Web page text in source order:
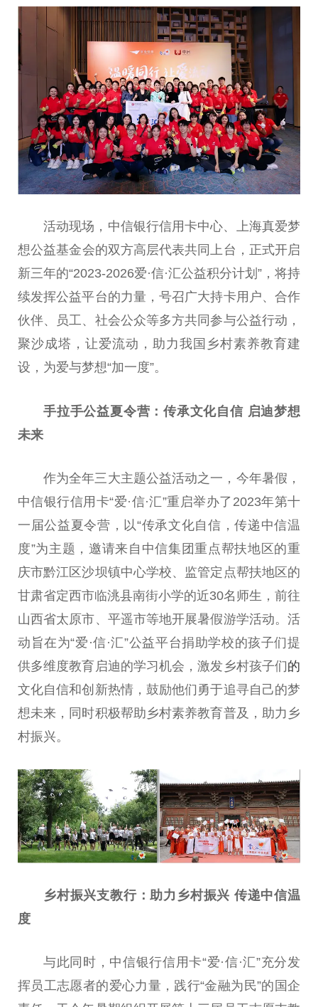
活动现场，中信银行信用卡中心、上海真爱梦
想公益基金会的双方高层代表共同上 台 ，正式开启
新三年的“2023-2026爱·信·汇公益积分计划”，将持
续发挥公益平台的力量，号召广大持卡用户、合作
伙伴、员工、社会公众等多方共同参与公益行动，
聚沙成塔，让爱流动，助力我国乡村素养教育建
设，为爱与梦想“加一度”。
手拉手公益夏令营：传承文化自信 启迪梦想
未来
作为全年三大主题公益活动之一，今年暑假，
中信银行信用卡“爱·信·汇”重启举办了2023年第十
一届公益夏令营，以“传承文化自信，传递中信温
度”为主题，邀请来自中信集团重点帮扶地区的重
庆市黔江区沙坝镇中心学校、监管定点帮扶地区的
甘肃省定西市临洮县南街小学的近30名师生，前往
山西省太原市、 平遥市等地开展暑假游学活动。活
动旨在为“爱·信·汇”公益平台捐助学校的孩子们提
供多维度教育启迪的学习机会，激发乡村孩子们的
文化自信和创新热情，鼓励他们勇于追寻自己的梦
想未来，同时积极帮助乡村素养教育普及，助力 乡
村振兴。
乡村振兴支教行：助力 乡村振兴 传递中信温
度
与此同时，中信银行信用卡“爱·信·汇”充分发
挥员工志愿者的爱心力量，践行“金融为民”的国企